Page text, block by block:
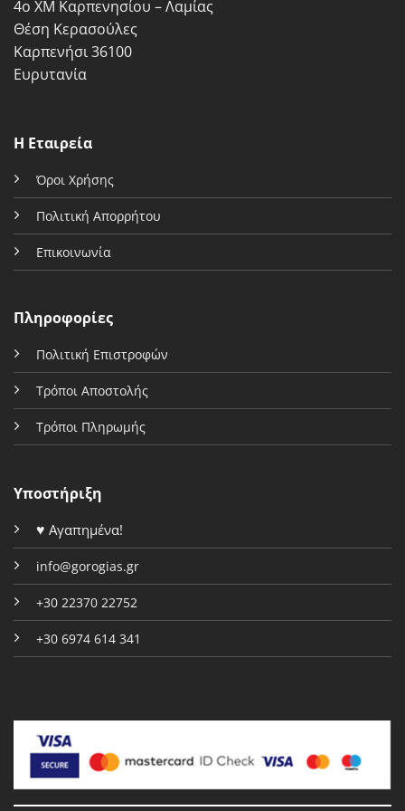
του
προϊόντος
4ο ΧΜ Καρπενησίου – Λαμίας
Θέση Κερασούλες
Καρπενήσι 36100
Ευρυτανία
Η Εταιρεία
Όροι Χρήσης
Πολιτική Απορρήτου
Επικοινωνία
Πληροφορίες
Πολιτική Επιστροφών
Τρόποι Αποστολής
Τρόποι Πληρωμής
Υποστήριξη
♥ Αγαπημένα!
info@gorogias.gr
+30 22370 22752
+30 6974 614 341